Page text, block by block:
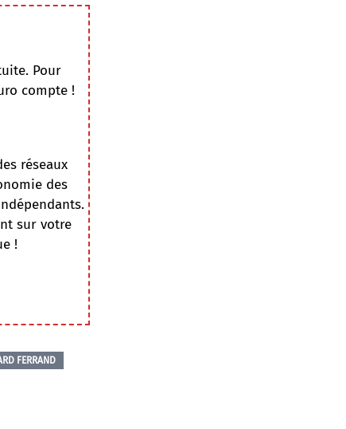
Pour
compte !
réseaux
des
sur votre
!
FERRAND